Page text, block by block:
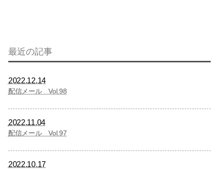
最近の記事
2022.12.14
配信メール Vol.98
2022.11.04
配信メール Vol.97
2022.10.17